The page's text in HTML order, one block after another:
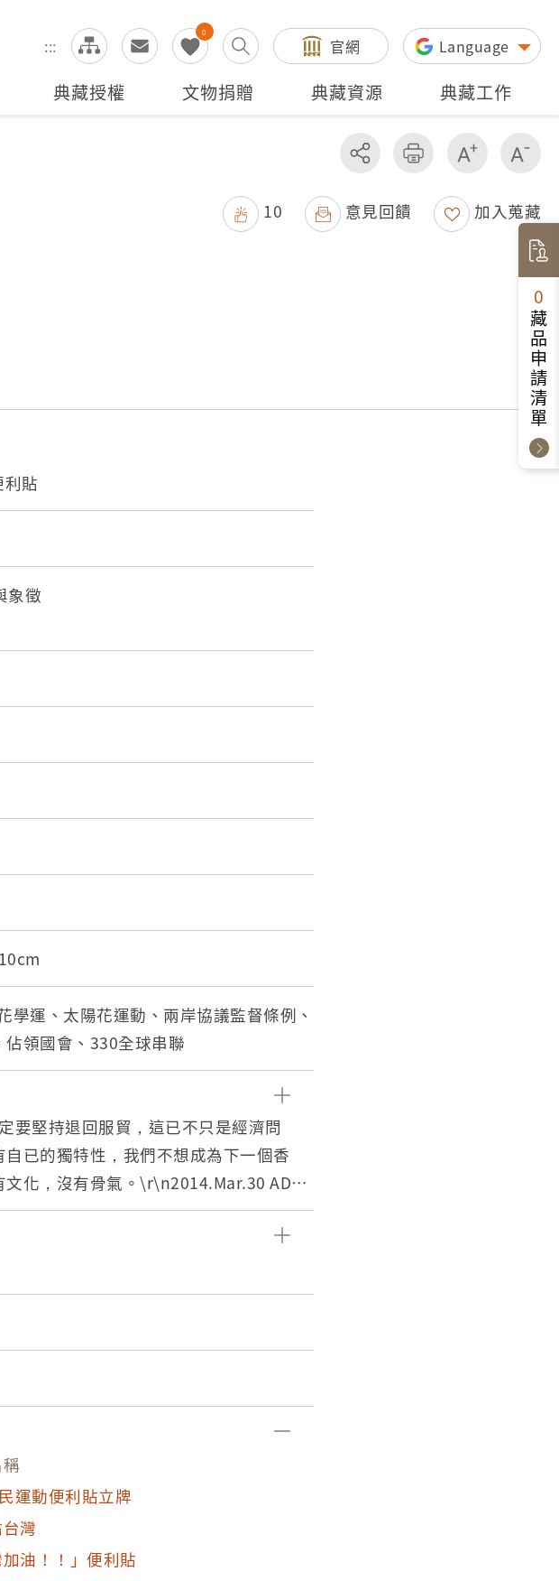
:::
0
站搜尋 官網 Language
典藏授權 文物捐贈 典藏資源 典藏工作
分享 友善列印 增加字級
10 意見回饋 加入蒐藏
貼
象徵
運、太陽花運動、兩岸協議監督條例、
領國會、330全球串聯
要堅持退回服貿，這已不只是經濟問
已的獨特性，我們不想成為下一個香
化，沒有骨氣。\r\n2014.Mar.30 ADR
運動便利貼立牌
灣
加油！！」便利貼
0
藏品申請清單